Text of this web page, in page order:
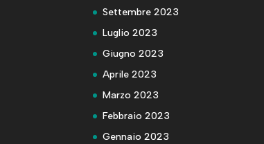
Settembre 2023
Luglio 2023
Giugno 2023
Aprile 2023
Marzo 2023
Febbraio 2023
Gennaio 2023